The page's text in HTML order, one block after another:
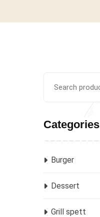
Categories
Burger
Dessert
Grill spett